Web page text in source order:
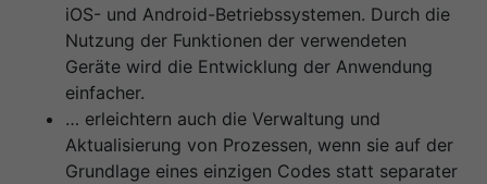
iOS- und Android-Betriebssystemen. Durch die
Nutzung der Funktionen der verwendeten
Geräte wird die Entwicklung der Anwendung
einfacher.
… erleichtern auch die Verwaltung und
Aktualisierung von Prozessen, wenn sie auf der
Grundlage eines einzigen Codes statt separater